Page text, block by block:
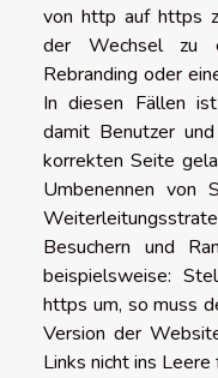
von http auf https
der Wechsel zu
Rebranding oder
In diesen Fällen
damit Benutzer
korrekten Seite
Umbenennen von
Besuchern und
beispielsweise:
https um, so muss
Version der
Links nicht ins Leere